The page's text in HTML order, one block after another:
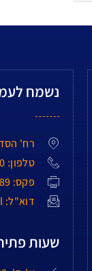
נשמח
רח' הסדנא 8 ביתן
טלפון: 0722-575-360
פקס: 03-5593789
דוא"ל: avivih@havivi.co.il
שעות